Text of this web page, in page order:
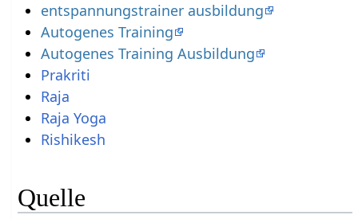
entspannungstrainer ausbildung
Autogenes Training
Autogenes Training Ausbildung
Prakriti
Raja
Raja Yoga
Rishikesh
Quelle